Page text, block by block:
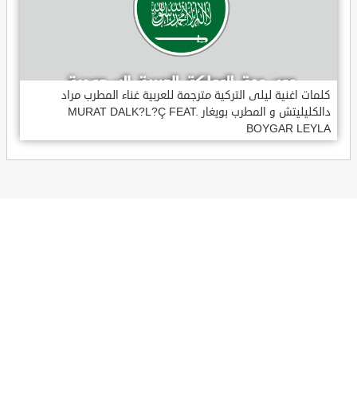
كلمات اغنية ليلى التركية مترجمة للعربية غناء المطرب مراد
دالكليليتش و المطرب بويغار MURAT DALK?L?Ç FEAT.
BOYGAR LEYLA